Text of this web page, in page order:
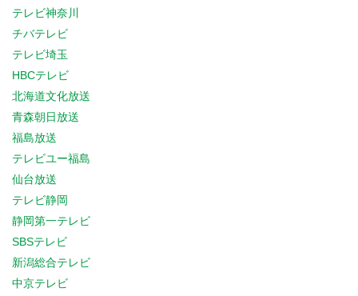
テレビ神奈川
チバテレビ
テレビ埼玉
HBCテレビ
北海道文化放送
青森朝日放送
福島放送
テレビユー福島
仙台放送
テレビ静岡
静岡第一テレビ
SBSテレビ
新潟総合テレビ
中京テレビ